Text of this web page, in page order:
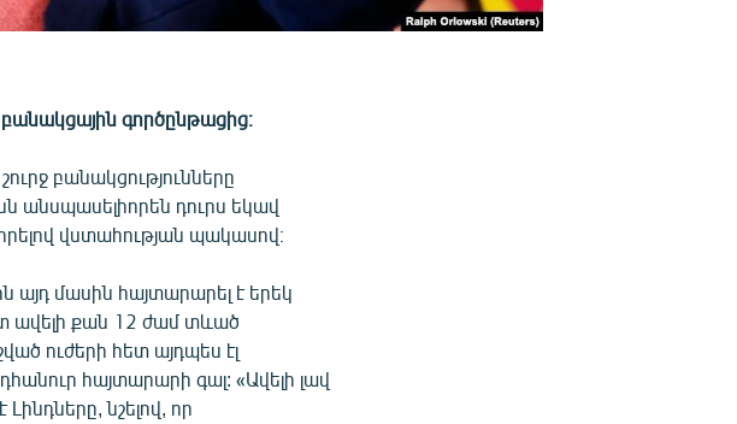
գործընթացից։
բանակցությունները
անսպասելիորեն դուրս եկավ
վստահության պակասով։
մասին հայտարարել է երեկ
ավելի քան 12 ժամ տևած
ուժերի հետ այդպես էլ
հայտարարի գալ: «Ավելի լավ
նշելով, որ